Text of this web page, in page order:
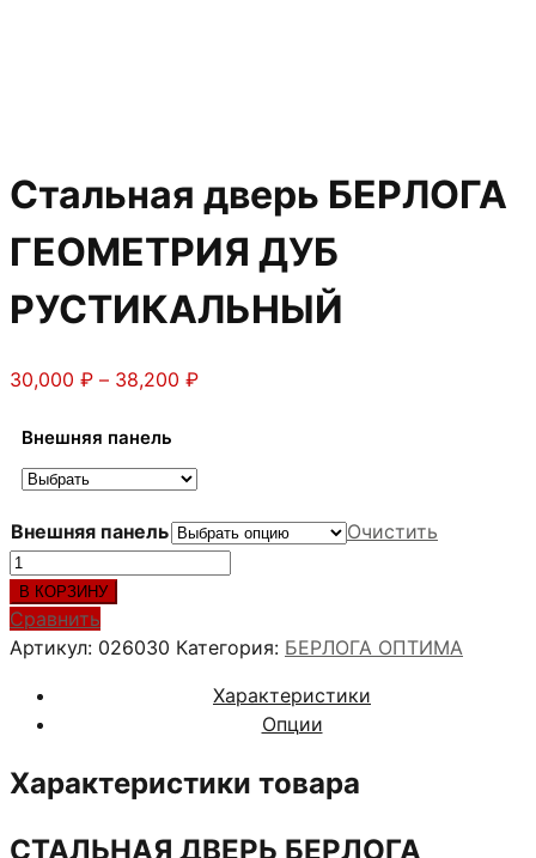
Стальная дверь БЕРЛОГА
ГЕОМЕТРИЯ ДУБ
РУСТИКАЛЬНЫЙ
30,000 ₽ – 38,200 ₽Диапазон
Внешняя панель
Внешняя панель
Очистить
Количество
товара
Стальная
дверь
ГЕОМЕТРИЯ
ДУБ
В КОРЗИНУ
Сравнить
Артикул: 026030 Категория: БЕРЛОГА ОПТИМА
Характеристики
Опции
Характеристики товара
СТАЛЬНАЯ ДВЕРЬ БЕРЛОГА